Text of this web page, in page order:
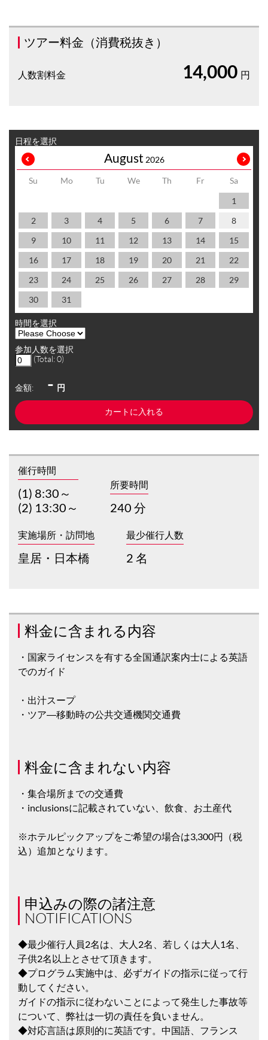
ツアー料金（消費税抜き）
人数割料金 14,000 円
日程を選択
August 2026
Su Mo Tu We Th Fr
Sa
1
2
3 4 5 6 7
8
9
10 11 12 13 14
15
16
17 18 19 20 21
22
23
24 25 26 27 28
29
30
31
時間を選択
参加人数を選択
(Total:0)
金額: - 円
催行時間
(1) 8:30～
(2) 13:30～
所要時間
240 分
実施場所・訪問地
皇居・日本橋
最少催行人数
2 名
料金に含まれる内容
・国家ライセンスを有する全国通訳案内士による英語
でのガイド
・出汁スープ
・ツア―移動時の公共交通機関交通費
料金に含まれない内容
・集合場所までの交通費
・inclusionsに記載されていない、飲食、お土産代
※ホテルピックアップをご希望の場合は3,300円（税
込）追加となります。
申込みの際の諸注意
NOTIFICATIONS
◆最少催行人員2名は、大人2名、若しくは大人1名、
子供2名以上とさせて頂きます。
◆プログラム実施中は、必ずガイドの指示に従って行
動してください。
ガイドの指示に従わないことによって発生した事故等
について、弊社は一切の責任を負いません。
◆対応言語は原則的に英語です。中国語、フランス